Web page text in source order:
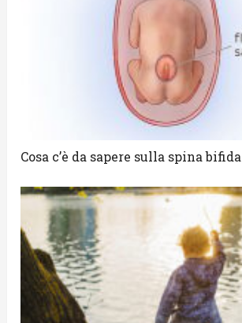
Cosa c’è da sapere sulla spina bifida